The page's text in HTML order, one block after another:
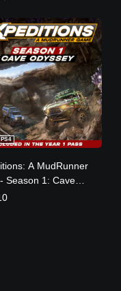
A MudRunner
Season 1: Cave
(中日韓文版)
PS4